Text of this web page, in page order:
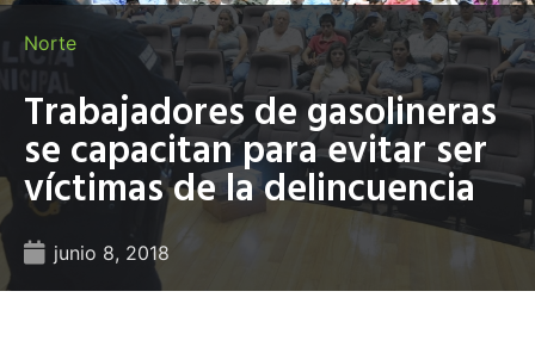
Norte
Trabajadores de gasolineras
se capacitan para evitar ser
víctimas de la delincuencia
junio 8, 2018